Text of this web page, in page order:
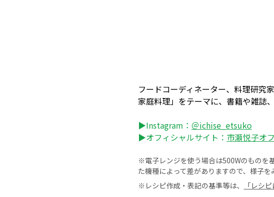
フードコーディネーター、料理研究
家庭料理」をテーマに、書籍や雑誌
▶Instagram： ＠ichise_etsuko
▶オフィシャルサイト： 市瀬悦子オ
※電子レンジを使う場合は500Wのものを
た機種によって差がありますので、様子を
※レシピ作成・表記の基準等は、
「レシ